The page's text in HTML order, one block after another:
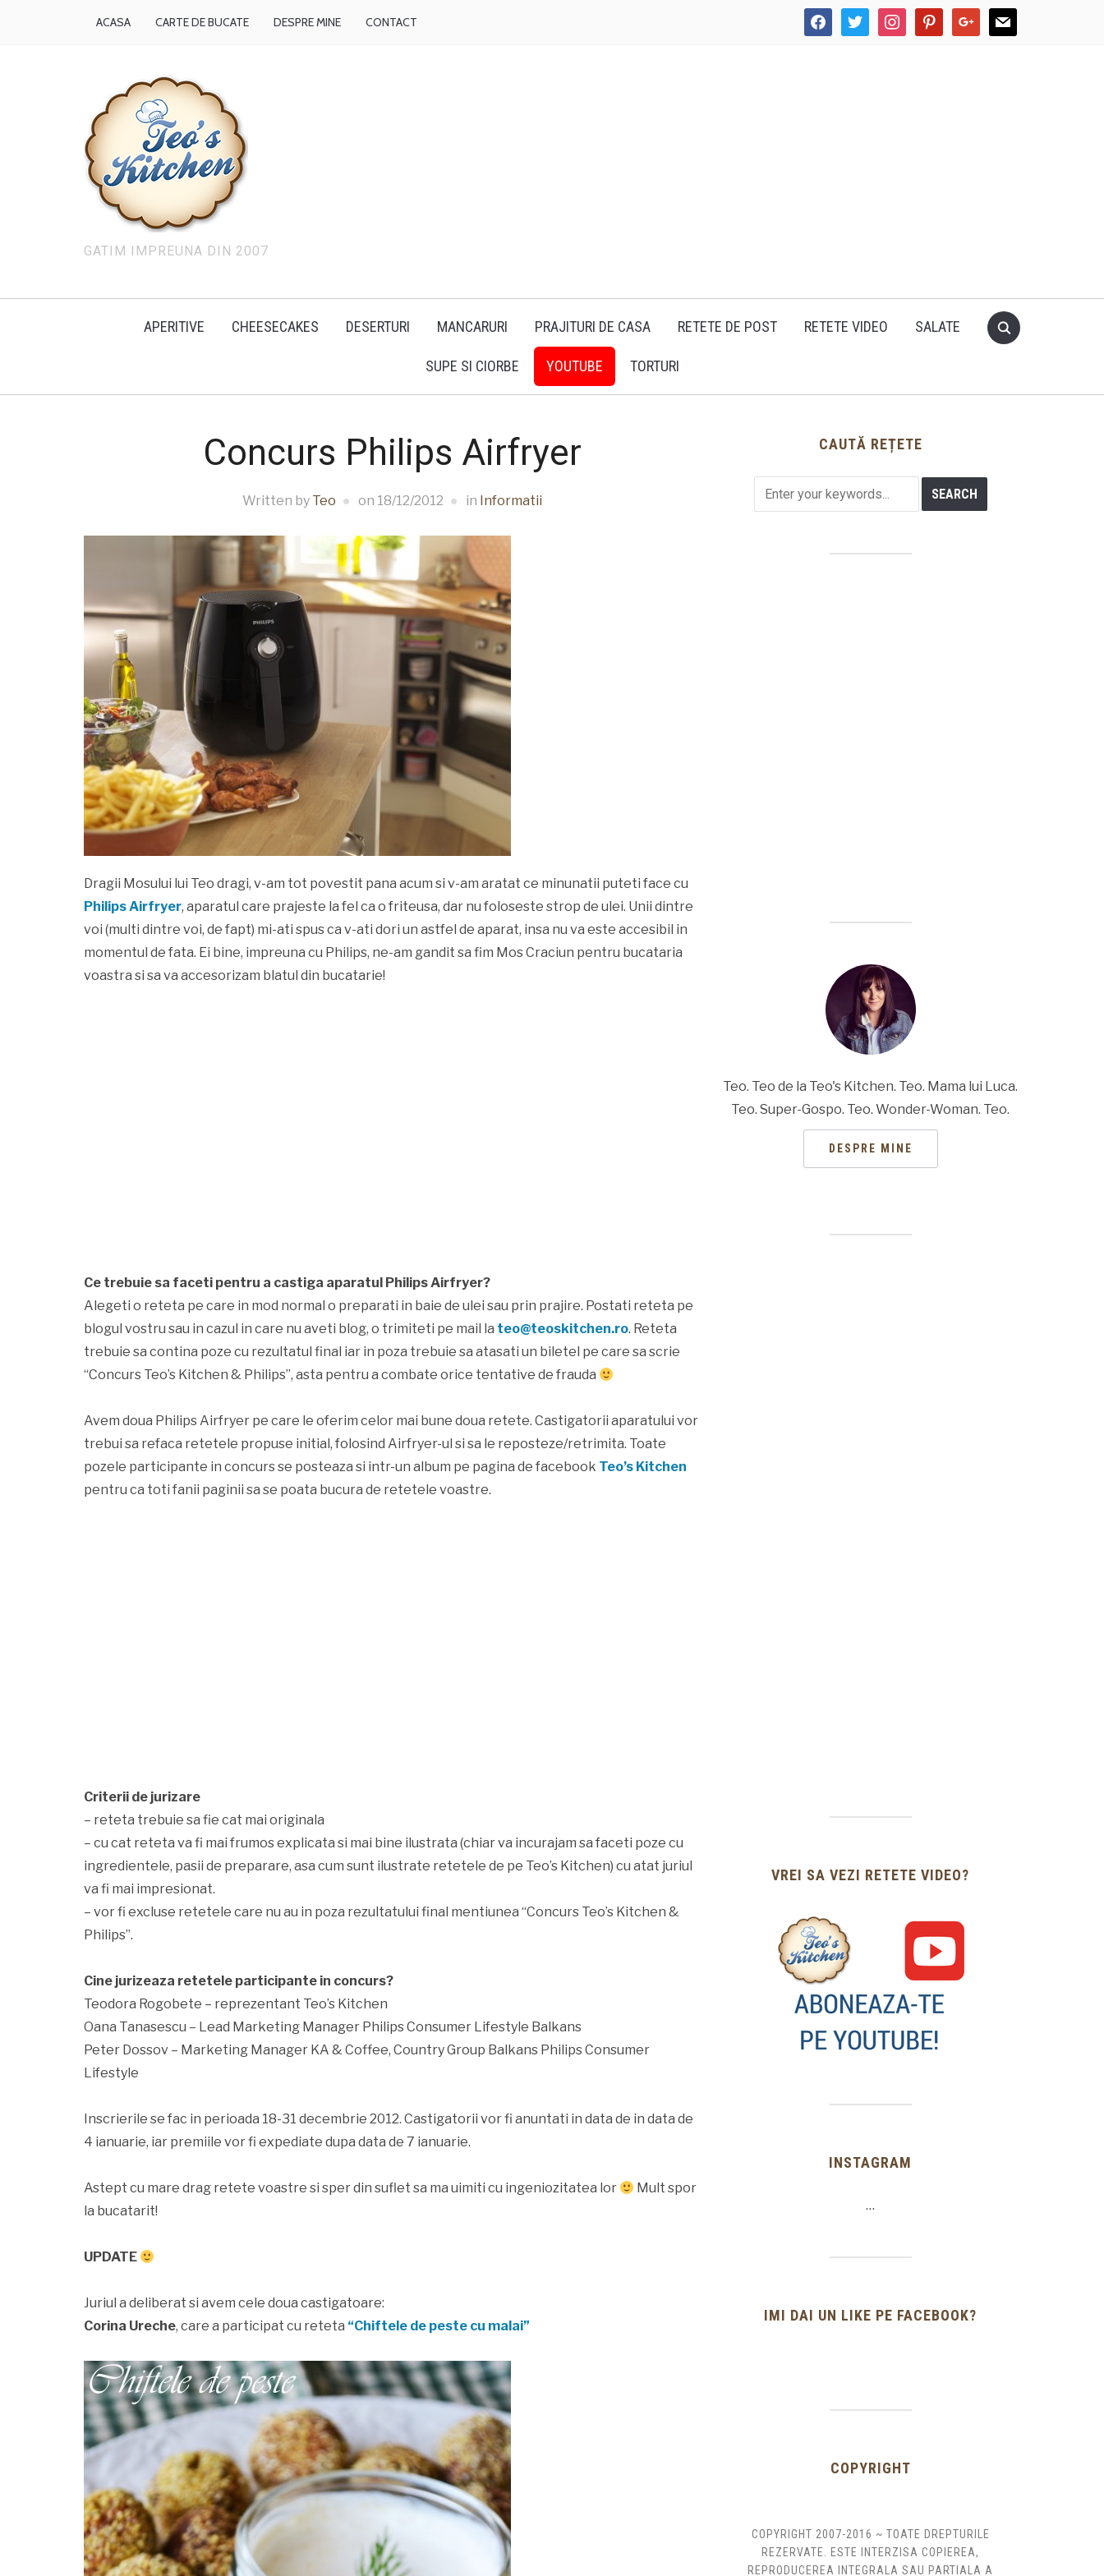
facebooktwitter instagrampinterestgoogle mail
ACASA CARTE DE BUCATE DESPRE MINE CONTACT
GATIM IMPREUNA DIN 2007
APERITIVE CHEESECAKES DESERTURI MANCARURI PRAJITURI DE CASA RETETE DE POST RETETE VIDEO SALATE
SUPE SI CIORBE YOUTUBE TORTURI
Concurs Philips Airfryer
Written by Teo on 18/12/2012 in Informatii
Dragii Mosului lui Teo dragi, v-am tot povestit pana acum si v-am aratat ce minunatii puteti face cu
Philips Airfryer, aparatul care prajeste la fel ca o friteusa, dar nu foloseste strop de ulei. Unii dintre
voi (multi dintre voi, de fapt) mi-ati spus ca v-ati dori un astfel de aparat, insa nu va este accesibil in
momentul de fata. Ei bine, impreuna cu Philips, ne-am gandit sa fim Mos Craciun pentru bucataria
voastra si sa va accesorizam blatul din bucatarie!
Ce trebuie sa faceti pentru a castiga aparatul Philips Airfryer?
Alegeti o reteta pe care in mod normal o preparati in baie de ulei sau prin prajire. Postati reteta pe
blogul vostru sau in cazul in care nu aveti blog, o trimiteti pe mail la teo@teoskitchen.ro. Reteta
trebuie sa contina poze cu rezultatul final iar in poza trebuie sa atasati un biletel pe care sa scrie
“Concurs Teo’s Kitchen & Philips”, asta pentru a combate orice tentative de frauda
Avem doua Philips Airfryer pe care le oferim celor mai bune doua retete. Castigatorii aparatului vor
trebui sa refaca retetele propuse initial, folosind Airfryer-ul si sa le reposteze/retrimita. Toate
pozele participante in concurs se posteaza si intr-un album pe pagina de facebook Teo’s Kitchen
pentru ca toti fanii paginii sa se poata bucura de retetele voastre.
Criterii de jurizare
– reteta trebuie sa fie cat mai originala
– cu cat reteta va fi mai frumos explicata si mai bine ilustrata (chiar va incurajam sa faceti poze cu
ingredientele, pasii de preparare, asa cum sunt ilustrate retetele de pe Teo’s Kitchen) cu atat juriul
va fi mai impresionat.
– vor fi excluse retetele care nu au in poza rezultatului final mentiunea “Concurs Teo’s Kitchen &
Philips”.
Cine jurizeaza retetele participante in concurs?
Teodora Rogobete – reprezentant Teo’s Kitchen
Oana Tanasescu – Lead Marketing Manager Philips Consumer Lifestyle Balkans
Peter Dossov – Marketing Manager KA & Coffee, Country Group Balkans Philips Consumer
Lifestyle
Inscrierile se fac in perioada 18-31 decembrie 2012. Castigatorii vor fi anuntati in data de in data de
4 ianuarie, iar premiile vor fi expediate dupa data de 7 ianuarie.
Astept cu mare drag retete voastre si sper din suflet sa ma uimiti cu ingeniozitatea lor
Mult spor
la bucatarit!
UPDATE
Juriul a deliberat si avem cele doua castigatoare:
Corina Ureche, care a participat cu reteta “Chiftele de peste cu malai”
CAUTĂ REȚETE
Teo. Teo de la Teo's Kitchen. Teo. Mama lui Luca.
Teo. Super-Gospo. Teo. Wonder-Woman. Teo.
DESPRE MINE
VREI SA VEZI RETETE VIDEO?
INSTAGRAM
…
IMI DAI UN LIKE PE FACEBOOK?
COPYRIGHT
COPYRIGHT 2007-2016 ~ TOATE DREPTURILE
REZERVATE. ESTE INTERZISA COPIEREA,
REPRODUCEREA INTEGRALA SAU PARTIALA A